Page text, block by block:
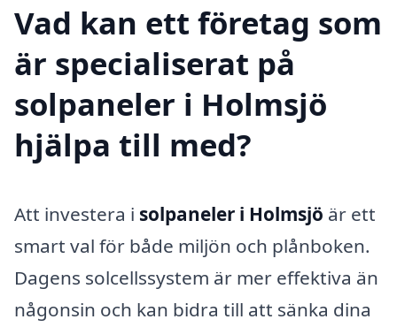
Vad kan ett företag som
är specialiserat på
solpaneler i Holmsjö
hjälpa till med?
Att investera i solpaneler i Holmsjö är ett
smart val för både miljön och plånboken.
Dagens solcellssystem är mer effektiva än
någonsin och kan bidra till att sänka dina